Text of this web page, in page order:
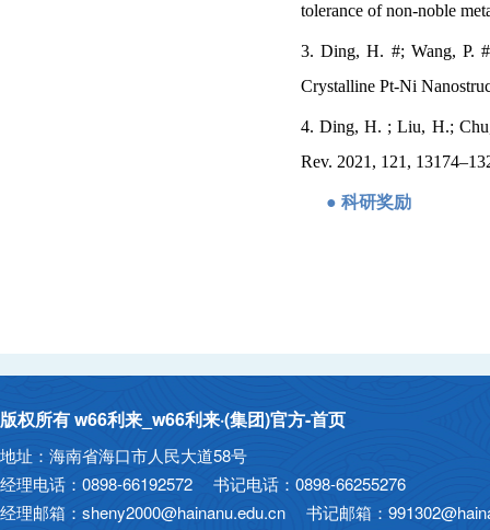
tolerance of non-noble
3. Ding, H. #; Wang, P.
Crystalline Pt-Ni
4. Ding, H. ; Liu, H.; Chu,
Rev. 2021, 121,
● 科研奖励
版权所有 w66利来_w66利来·(集团)官方-首页
地址：海南省海口市人民大道58号
经理电话：0898-66192572 书记电话：0898-66255276
经理邮箱：sheny2000@hainanu.edu.cn 书记邮箱：